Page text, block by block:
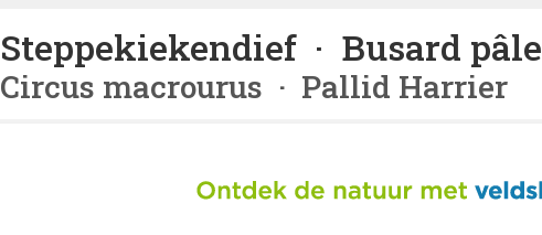
Steppekiekendief · Busard pâle
Circus macrourus · Pallid Harrier